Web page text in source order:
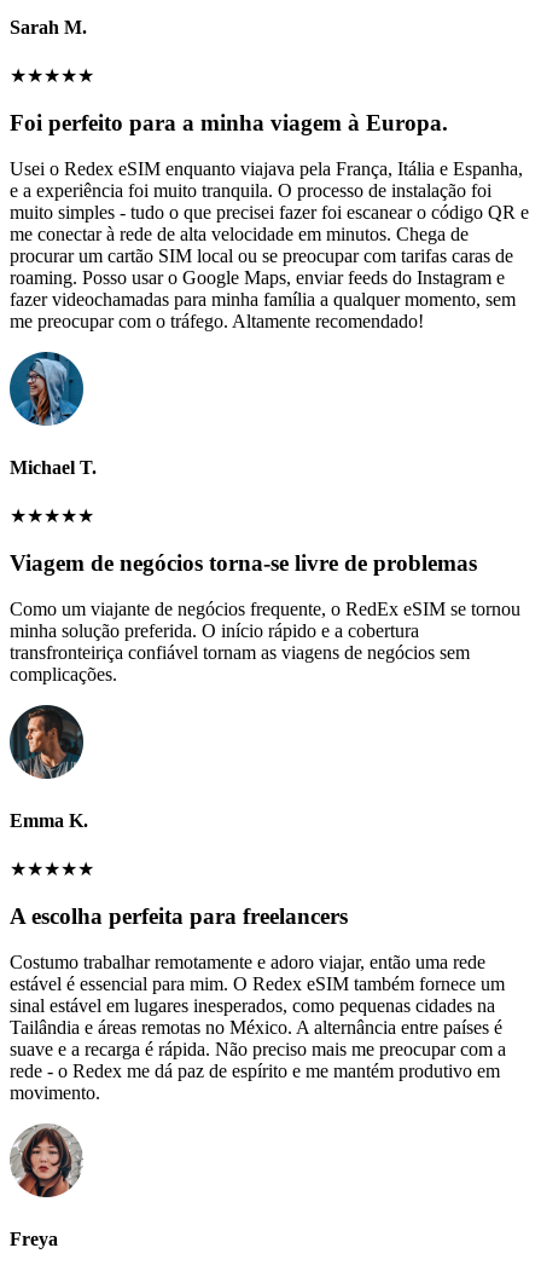
Sarah M.
★★★★★
Foi perfeito para a minha viagem à Europa.
Usei o Redex eSIM enquanto viajava pela França, Itália e Espanha,
e a experiência foi muito tranquila. O processo de instalação foi
muito simples - tudo o que precisei fazer foi escanear o código QR e
me conectar à rede de alta velocidade em minutos. Chega de
procurar um cartão SIM local ou se preocupar com tarifas caras de
roaming. Posso usar o Google Maps, enviar feeds do Instagram e
fazer videochamadas para minha família a qualquer momento, sem
me preocupar com o tráfego. Altamente recomendado!
Michael T.
★★★★★
Viagem de negócios torna-se livre de problemas
Como um viajante de negócios frequente, o RedEx eSIM se tornou
minha solução preferida. O início rápido e a cobertura
transfronteiriça confiável tornam as viagens de negócios sem
complicações.
Emma K.
★★★★★
A escolha perfeita para freelancers
Costumo trabalhar remotamente e adoro viajar, então uma rede
estável é essencial para mim. O Redex eSIM também fornece um
sinal estável em lugares inesperados, como pequenas cidades na
Tailândia e áreas remotas no México. A alternância entre países é
suave e a recarga é rápida. Não preciso mais me preocupar com a
rede - o Redex me dá paz de espírito e me mantém produtivo em
movimento.
Freya